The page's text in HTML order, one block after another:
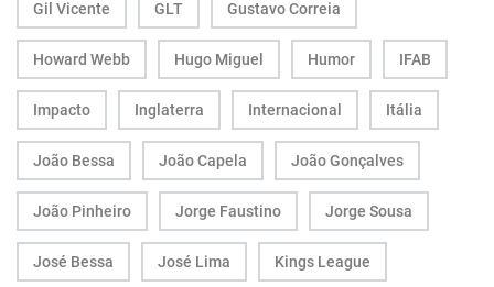
Gil Vicente GLT Gustavo Correia
Howard Webb Hugo Miguel Humor IFAB
Impacto Inglaterra Internacional Itália
João Bessa João Capela João Gonçalves
João Pinheiro Jorge Faustino Jorge Sousa
José Bessa José Lima Kings League